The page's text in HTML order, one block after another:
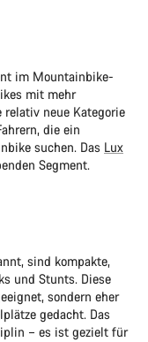
im Mountainbike-
mit mehr
relativ neue Kategorie
die ein
suchen. Das Lux
Segment.
sind kompakte,
und Stunts. Diese
sondern eher
gedacht. Das
– es ist gezielt für